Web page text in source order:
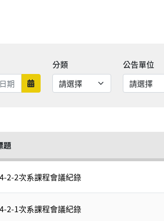
束 日期範圍結束
分類 公告單位
題
2-2次系課程會議紀錄
2-1次系課程會議紀錄